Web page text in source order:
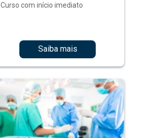
Curso com início imediato
Saiba mais